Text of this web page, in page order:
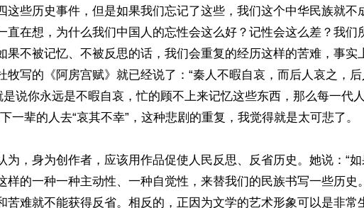
这些历史事件，但是如果我们忘记了这些，我们这个中华民族就不
直在想，为什么我们中国人的忘性会这么好？记性会这么差？我们
果不被记忆、不被反思的话，我们会重复的经历这样的苦难，事实
牧写的《阿房宫赋》就已经说了：“秦人不暇自哀，而后人哀之，
是说你永远是不暇自哀，忙的顾不上来记忆这些东西，那么每一代
一辈的人去“哀其不幸”，这种悲剧的重复，我觉得就是太可悲了。
为，身为创作者，应该用作品促使人民反思、反省历史。她说：“
样的一种一种主动性、一种自觉性，来替我们的民族书写一些历史
苦难就不能获得反省。相反的，正因为文学的艺术形象可以是非常